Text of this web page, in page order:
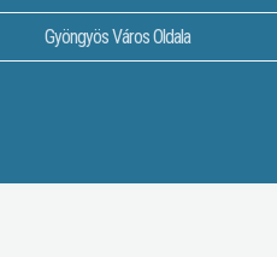
Gyöngyös Város Oldala